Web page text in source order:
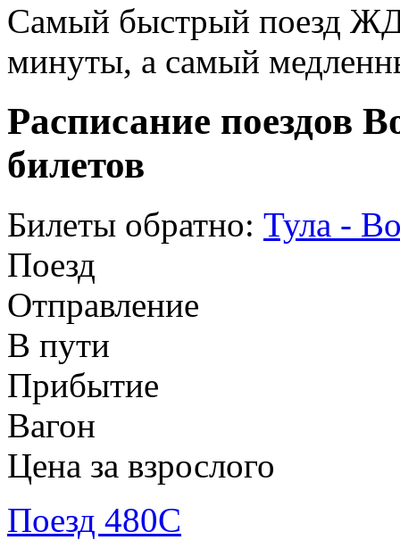
Самый быстрый поезд ЖД
минуты, а самый
Расписание поездов
билетов
Билеты обратно: Тула -
Поезд
Отправление
В пути
Прибытие
Вагон
Цена за взрослого
Поезд 480С